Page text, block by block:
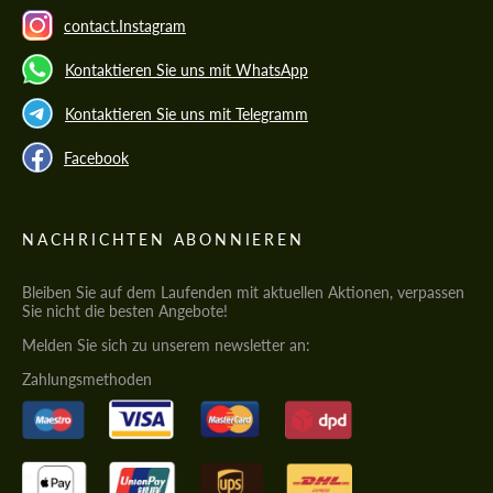
contact.Instagram
Kontaktieren Sie uns mit WhatsApp
Kontaktieren Sie uns mit Telegramm
Facebook
NACHRICHTEN ABONNIEREN
Bleiben Sie auf dem Laufenden mit aktuellen Aktionen, verpassen
Sie nicht die besten Angebote!
Melden Sie sich zu unserem newsletter an:
Zahlungsmethoden